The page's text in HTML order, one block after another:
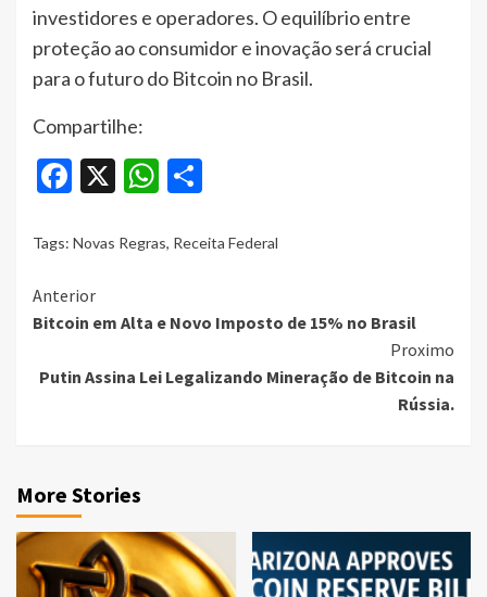
investidores e operadores. O equilíbrio entre
proteção ao consumidor e inovação será crucial
para o futuro do Bitcoin no Brasil.
Compartilhe:
Facebook
X WhatsApp
Tags: Novas Regras, Receita Federal
Continue
Reading
Anterior
Bitcoin em Alta e Novo Imposto de 15% no Brasil
Proximo
Putin Assina Lei Legalizando Mineração de Bitcoin na
Rússia.
More Stories